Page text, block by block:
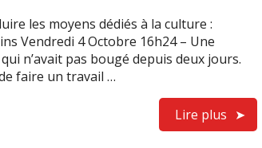
les moyens dédiés à la culture :
Vendredi 4 Octobre 16h24 – Une
n’avait pas bougé depuis deux jours.
faire un travail …
Lire plus